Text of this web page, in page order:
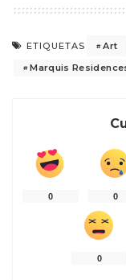
ETIQUETAS Art
Marquis
0 0
0